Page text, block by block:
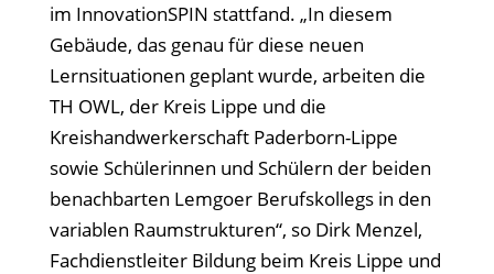
im InnovationSPIN stattfand. „In diesem
Gebäude, das genau für diese neuen
Lernsituationen geplant wurde, arbeiten die
TH OWL, der Kreis Lippe und die
Kreishandwerkerschaft Paderborn-Lippe
sowie Schülerinnen und Schülern der beiden
benachbarten Lemgoer Berufskollegs in den
variablen Raumstrukturen“, so Dirk Menzel,
Fachdienstleiter Bildung beim Kreis Lippe und